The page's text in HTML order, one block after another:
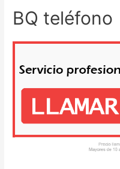
BQ teléfono